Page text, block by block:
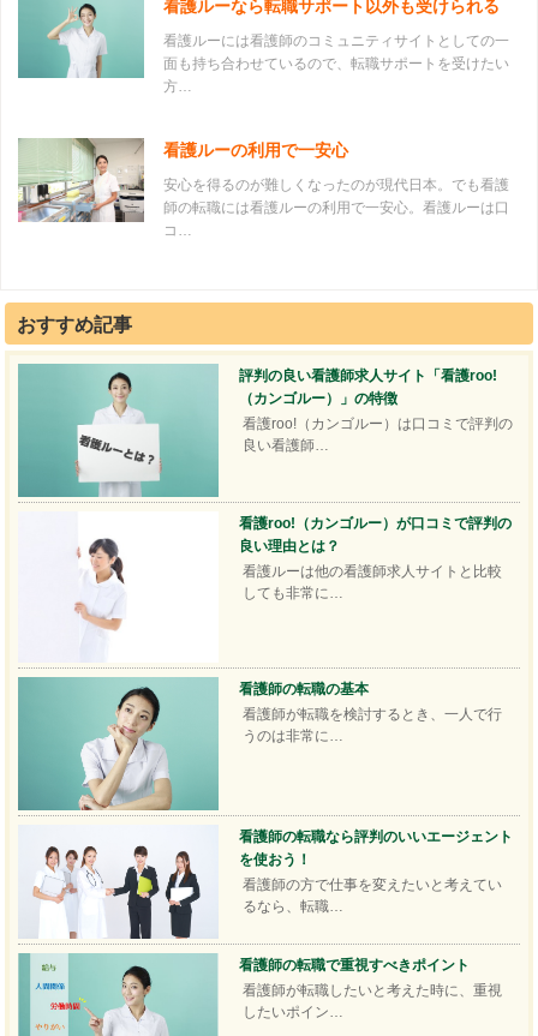
看護ルーなら転職サポート以外も受けられる
看護ルーには看護師のコミュニティサイトとしての一
面も持ち合わせているので、転職サポートを受けたい
方…
看護ルーの利用で一安心
安心を得るのが難しくなったのが現代日本。でも看護
師の転職には看護ルーの利用で一安心。看護ルーは口
コ…
おすすめ記事
評判の良い看護師求人サイト「看護roo!
（カンゴルー）」の特徴
看護roo!（カンゴルー）は口コミで評判の
良い看護師…
看護roo!（カンゴルー）が口コミで評判の
良い理由とは？
看護ルーは他の看護師求人サイトと比較
しても非常に…
看護師の転職の基本
看護師が転職を検討するとき、一人で行
うのは非常に…
看護師の転職なら評判のいいエージェント
を使おう！
看護師の方で仕事を変えたいと考えてい
るなら、転職…
看護師の転職で重視すべきポイント
看護師が転職したいと考えた時に、重視
したいポイン…